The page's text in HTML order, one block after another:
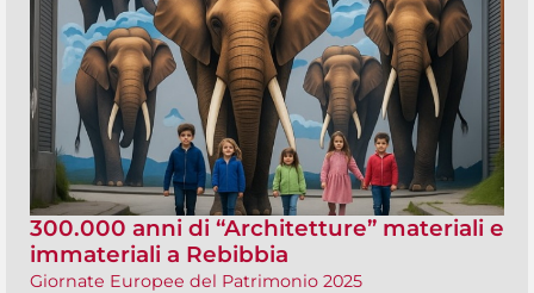
300.000 anni di “Architetture” materiali e
immateriali a Rebibbia
Giornate Europee del Patrimonio 2025